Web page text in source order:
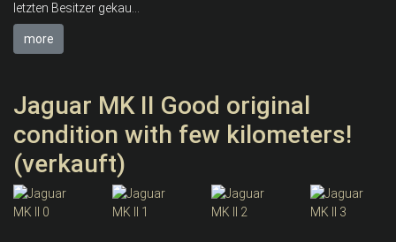
letzten Besitzer gekau...
more
Jaguar MK II Good original
condition with few kilometers!
(verkauft)